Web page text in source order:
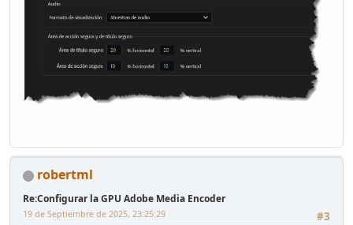
robertml
Re:Configurar la GPU Adobe Media Encoder
#3
19 de Septiembre de 2025, 23:25:29